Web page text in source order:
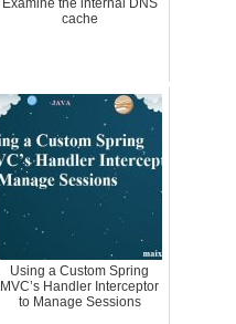
cache
Using a Custom Spring
MVC’s Handler Interceptor
to Manage Sessions